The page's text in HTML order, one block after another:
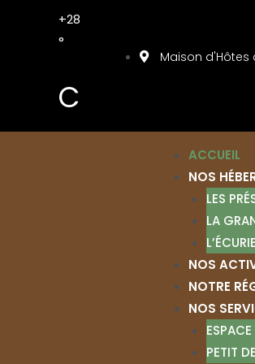
+28
°
C
Maison d'Hôtes
ACCUEIL
NOS
LES
LA
L’ÉCURIE
NOS
NOTRE
NOS
PETIT